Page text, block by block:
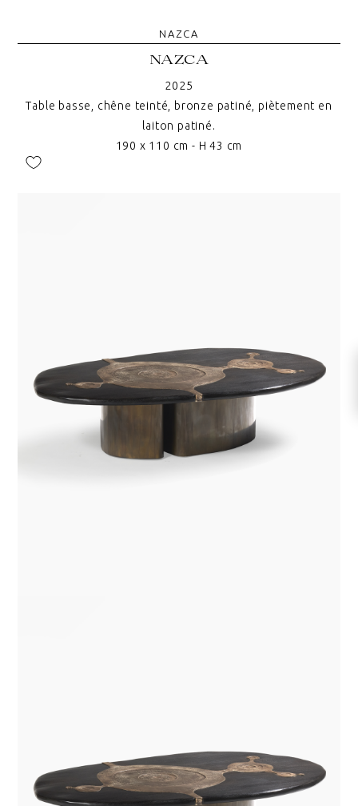
NAZCA
NAZCA
2025
Table basse, chêne teinté, bronze patiné, piètement en
laiton patiné.
190 x 110 cm - H 43 cm